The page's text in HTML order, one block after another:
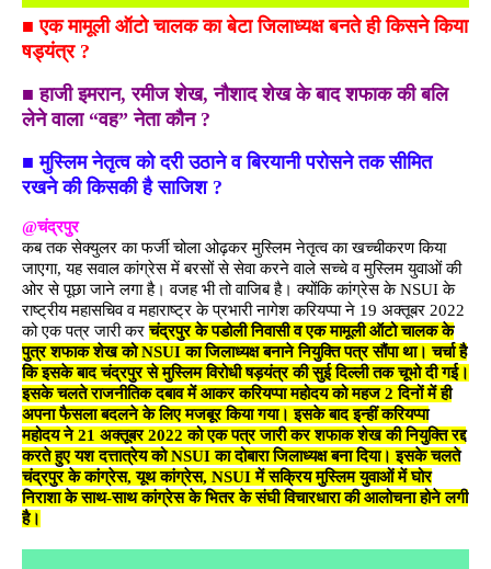
■एक मामूली ऑटो चालक का बेटा जिलाध्यक्ष बनते ही किसने किया
षड्यंत्र ?
■हाजी इमरान, रमीज शेख, नौशाद शेख के बाद शफाक की बलि
लेने वाला “वह” नेता कौन ?
■मुस्लिम नेतृत्व को दरी उठाने व बिरयानी परोसने तक सीमित
रखने की किसकी है साजिश ?
@चंद्रपुर
कब तक सेक्युलर का फर्जी चोला ओढ़कर मुस्लिम नेतृत्व का खच्चीकरण किया
जाएगा, यह सवाल कांग्रेस में बरसों से सेवा करने वाले सच्चे व मुस्लिम युवाओं की
ओर से पूछा जाने लगा है। वजह भी तो वाजिब है। क्योंकि कांग्रेस के NSUI के
राष्ट्रीय महासचिव व महाराष्ट्र के प्रभारी नागेश करियप्पा ने 19 अक्तूबर 2022
को एक पत्र जारी करचंद्रपुर के पडोली निवासी व एक मामूली ऑटो चालक के
पुत्र शफाक शेख को NSUI का जिलाध्यक्ष बनाने नियुक्ति पत्र सौंपा था। चर्चा है
कि इसके बाद चंद्रपुर से मुस्लिम विरोधी षड़यंत्र की सुई दिल्ली तक चूभो दी गई।
इसके चलते राजनीतिक दबाव में आकर करियप्पा महोदय को महज 2 दिनों में ही
अपना फैसला बदलने के लिए मजबूर किया गया। इसके बाद इन्हीं करियप्पा
महोदय ने 21 अक्तूबर 2022 को एक पत्र जारी कर शफाक शेख की नियुक्ति रद्द
करते हुए यश दत्तात्रेय को NSUI का दोबारा जिलाध्यक्ष बना दिया। इसके चलते
चंद्रपुर के कांग्रेस, यूथ कांग्रेस, NSUI में सक्रिय मुस्लिम युवाओं में घोर
निराशा के साथ-साथ कांग्रेस के भितर के संघी विचारधारा की आलोचना होने लगी
है।